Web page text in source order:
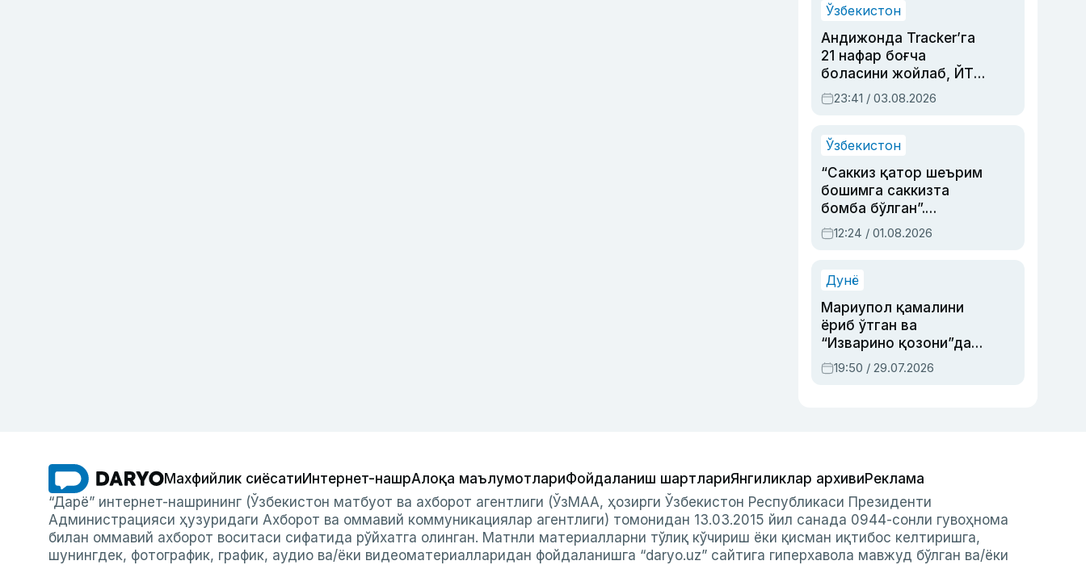
Ўзбекистон
Андижонда Tracker’га
21 нафар боғча
боласини жойлаб, ЙТҲ
содир этган аёлга суд
ҳукми ўқилди
23:41 / 03.08.2026
Ўзбекистон
“Саккиз қатор шеърим
бошимга саккизта
бомба бўлган”.
Абдулла Ориповни
сиёсий айбловлардан
12:24 / 01.08.2026
Дунё
Мариупол қамалини
ёриб ўтган ва
“Изварино қозони”дан
чиққан қаҳрамон —
Украина армияси бош
19:50 / 29.07.2026
Махфийлик сиёсатиИнтернет-нашрАлоқа маълумотлариФойдаланиш шартлариЯнгиликлар архивиРеклама
“Дарё” интернет-нашрининг (Ўзбекистон матбуот ва ахборот агентлиги (ЎзМАА, ҳозирги Ўзбекистон Республикаси Президенти
Администрацияси ҳузуридаги Ахборот ва оммавий коммуникациялар агентлиги) томонидан 13.03.2015 йил санада 0944-сонли гувоҳнома
билан оммавий ахборот воситаси сифатида рўйхатга олинган. Матнли материалларни тўлиқ кўчириш ёки қисман иқтибос келтиришга,
шунингдек, фотографик, график, аудио ва/ёки видеоматериалларидан фойдаланишга “daryo.uz” сайтига гиперхавола мавжуд бўлган ва/ёки